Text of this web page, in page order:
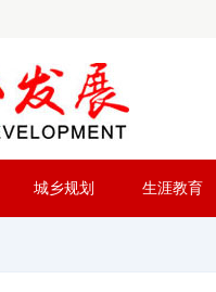
城乡规划 生涯教育